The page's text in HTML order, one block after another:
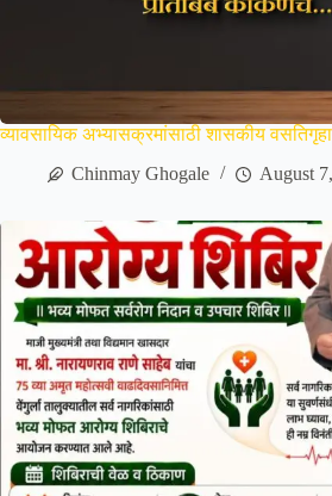
व्यावसायिक अभ्यासक्रमांसाठी शासकीय
Chinmay Ghogale
August